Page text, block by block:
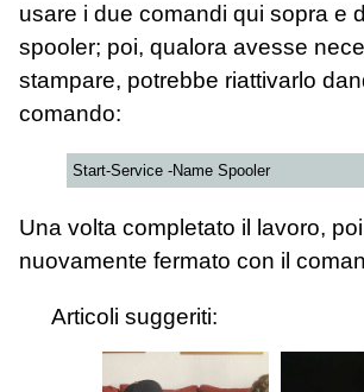
usare i due comandi qui sopra e
spooler; poi, qualora avesse
stampare, potrebbe riattivarlo
comando:
Start-Service -Name Spooler
Una volta completato il lavoro,
nuovamente fermato con il
Articoli suggeriti: